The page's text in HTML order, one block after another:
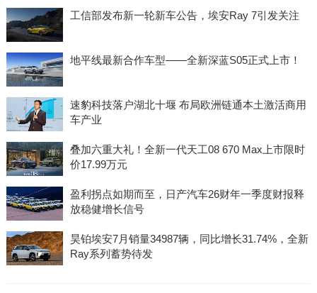
工信部发布新一轮新车公告，埃安Ray 7引发关注
地平线最新合作车型——全新深蓝S05正式上市！
速豹科技落户湖北十堰 布局欧洲链通本土激活商用
车产业
叠加六重大礼！全新一代天工08 670 Max上市限时
价17.99万元
盈利拐点如期而至，日产汽车26财年一季度财报释
放稳健增长信号
昊铂埃安7月销量34987辆，同比增长31.74%，全新
Ray系列蓄势待发